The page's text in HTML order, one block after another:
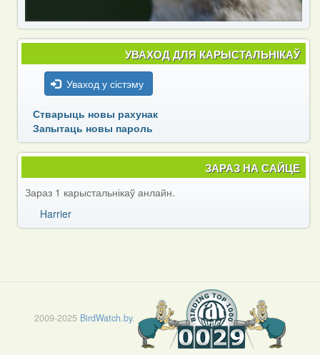
УВАХОД ДЛЯ КАРЫСТАЛЬНІКАЎ
Уваход у сістэму
Стварыць новы рахунак
Запытаць новы пароль
ЗАРАЗ НА САЙЦЕ
Зараз 1 карыстальнікаў анлайн.
Harrier
2009-2025 BirdWatch.by.